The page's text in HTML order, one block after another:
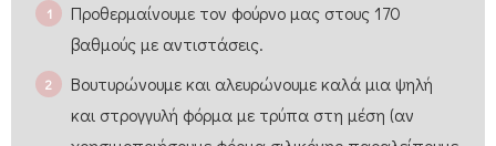
Προθερμαίνουμε τον φούρνο μας στους 170
βαθμούς με αντιστάσεις.
Βουτυρώνουμε και αλευρώνουμε καλά μια ψηλή
και στρογγυλή φόρμα με τρύπα στη μέση (αν